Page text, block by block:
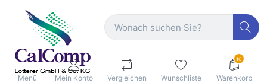
Menü Mein Konto Vergleichen Wunschliste
10
Warenkorb